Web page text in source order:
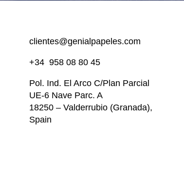
clientes@genialpapeles.com
+34 958 08 80 45
Pol. Ind. El Arco C/Plan Parcial
UE-6 Nave Parc. A
18250 – Valderrubio (Granada),
Spain